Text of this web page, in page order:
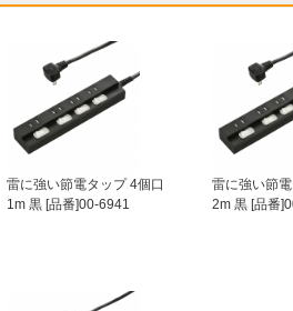
雷に強い節電タップ 4個口
1m 黒 [品番]00-6941
雷に強い節
2m 黒 [品番